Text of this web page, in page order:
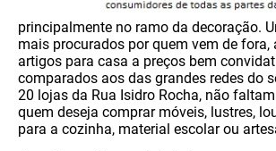
principalmente no ramo da decoração.
mais procurados por quem vem de fora,
artigos para casa a preços bem
comparados aos das grandes redes do
20 lojas da Rua Isidro Rocha, não
quem deseja comprar móveis, lustres,
para a cozinha, material escolar ou